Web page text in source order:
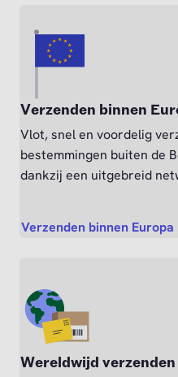
Verzenden binnen
Vlot, snel en voordelig
bestemmingen buiten de
dankzij een uitgebreid
Verzenden binnen Europa
Wereldwijd verzenden